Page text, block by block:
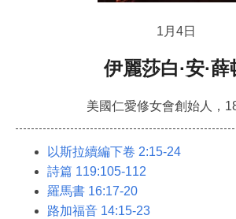
1月4日
伊麗莎白·安·薛
美國仁愛修女會創始人，
以斯拉續編下卷 2:15-24
詩篇 119:105-112
羅馬書 16:17-20
路加福音 14:15-23